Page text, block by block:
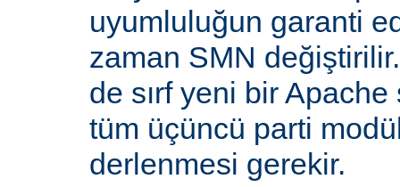
uyumluluğun garanti
zaman SMN
de sırf yeni bir
tüm üçüncü parti
derlenmesi gerekir.